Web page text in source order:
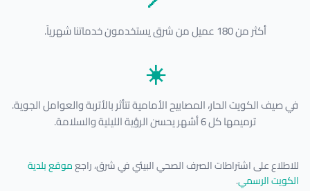
أكثر من 180 عميل من شرق يستخدمون خدماتنا شهرياً.
☀️
في صيف الكويت الحار، المصابيح الأمامية تتأثر بالأتربة والعوامل الجوية.
ترميمها كل 6 أشهر يحسن الرؤية الليلية والسلامة.
للاطلاع على اشتراطات الصرف الصحي البيئي في شرق، راجعموقع بلدية
الكويت الرسمي.